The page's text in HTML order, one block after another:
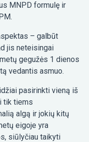
MNPD formulę ir
– galbūt
jis neteisingai
gegužės 1 dienos
vedantis asmuo.
pasirinkti vieną iš
tik tiems
algą ir jokių kitų
eigoje yra
siūlyčiau taikyti